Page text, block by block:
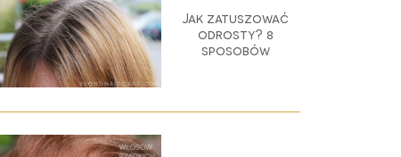
Jak zatuszować
odrosty? 8
sposobów